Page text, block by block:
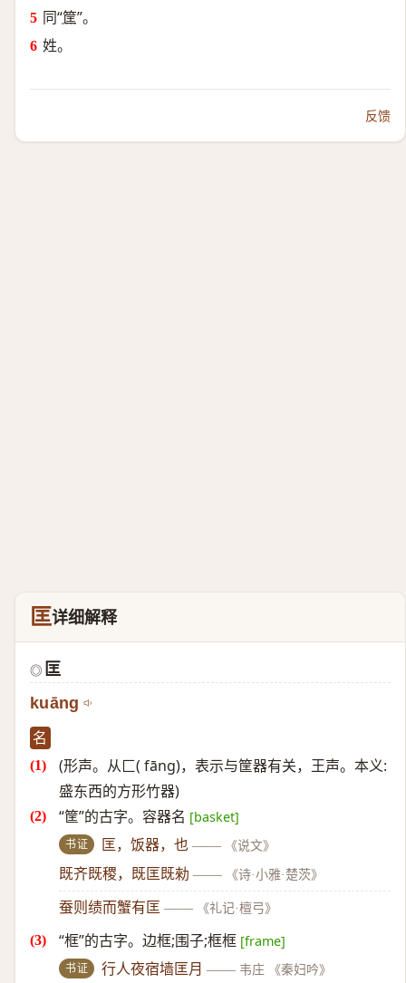
同“筐”。
姓。
反馈
匡详细解释
◎ 匡
kuāng
名
(形声。从匚( fāng)，表示与筐器有关，王声。本义:
盛东西的方形竹器)
“筐”的古字。容器名 [basket]
书证 匡，饭器，也 —— 《说文》
既齐既稷，既匡既勑 —— 《诗·小雅·楚茨》
蚕则绩而蟹有匡 —— 《礼记·檀弓》
“框”的古字。边框;围子;框框 [frame]
书证 行人夜宿墙匡月 —— 韦庄 《秦妇吟》